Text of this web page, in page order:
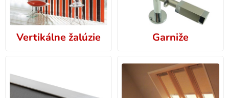
Vertikálne žalúzie Garniže